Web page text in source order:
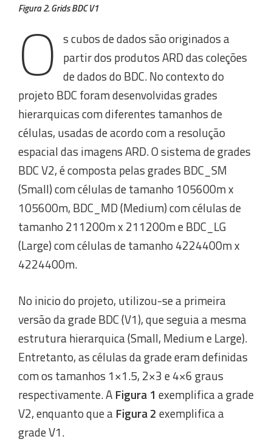
Figura 2. Grids BDC V1
O s cubos de dados são originados a
partir dos produtos ARD das coleções
de dados do BDC. No contexto do
projeto BDC foram desenvolvidas grades
hierarquicas com diferentes tamanhos de
células, usadas de acordo com a resolução
espacial das imagens ARD. O sistema de grades
BDC V2, é composta pelas grades BDC_SM
(Small) com células de tamanho 105600m x
105600m, BDC_MD (Medium) com células de
tamanho 211200m x 211200m e BDC_LG
(Large) com células de tamanho 4224400m x
4224400m.
No inicio do projeto, utilizou-se a primeira
versão da grade BDC (V1), que seguia a mesma
estrutura hierarquica (Small, Medium e Large).
Entretanto, as células da grade eram definidas
com os tamanhos 1×1.5, 2×3 e 4×6 graus
respectivamente. A Figura 1 exemplifica a grade
V2, enquanto que a Figura 2 exemplifica a
grade V1.